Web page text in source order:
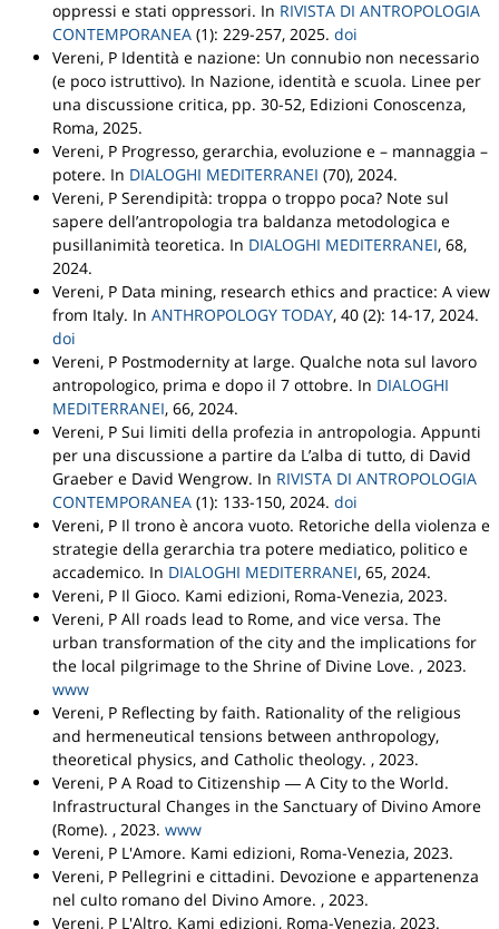
oppressi e stati oppressori. In RIVISTA DI ANTROPOLOGIA
CONTEMPORANEA (1): 229-257, 2025. doi
Vereni, P Identità e nazione: Un connubio non necessario
(e poco istruttivo). In Nazione, identità e scuola. Linee per
una discussione critica, pp. 30-52, Edizioni Conoscenza,
Roma, 2025.
Vereni, P Progresso, gerarchia, evoluzione e – mannaggia –
potere. In DIALOGHI MEDITERRANEI (70), 2024.
Vereni, P Serendipità: troppa o troppo poca? Note sul
sapere dell’antropologia tra baldanza metodologica e
pusillanimità teoretica. In DIALOGHI MEDITERRANEI, 68,
2024.
Vereni, P Data mining, research ethics and practice: A view
from Italy. InANTHROPOLOGY TODAY, 40 (2): 14-17, 2024.
doi
Vereni, P Postmodernity at large. Qualche nota sul lavoro
antropologico, prima e dopo il 7 ottobre. In DIALOGHI
MEDITERRANEI, 66, 2024.
Vereni, P Sui limiti della profezia in antropologia. Appunti
per una discussione a partire da L’alba di tutto, di David
Graeber e David Wengrow. In RIVISTA DI ANTROPOLOGIA
CONTEMPORANEA (1): 133-150, 2024. doi
Vereni, P Il trono è ancora vuoto. Retoriche della violenza e
strategie della gerarchia tra potere mediatico, politico e
accademico. In DIALOGHI MEDITERRANEI, 65, 2024.
Vereni, P Il Gioco. Kami edizioni, Roma-Venezia, 2023.
Vereni, P All roads lead to Rome, and vice versa. The
urban transformation of the city and the implications for
the local pilgrimage to the Shrine of Divine Love. , 2023.
www
Vereni, P Reflecting by faith. Rationality of the religious
and hermeneutical tensions between anthropology,
theoretical physics, and Catholic theology. , 2023.
Vereni, P A Road to Citizenship ― A City to the World.
Infrastructural Changes in the Sanctuary of Divino Amore
(Rome). , 2023. www
Vereni, P L'Amore. Kami edizioni, Roma-Venezia, 2023.
Vereni, P Pellegrini e cittadini. Devozione e appartenenza
nel culto romano del Divino Amore. , 2023.
Vereni, P L'Altro. Kami edizioni, Roma-Venezia, 2023.